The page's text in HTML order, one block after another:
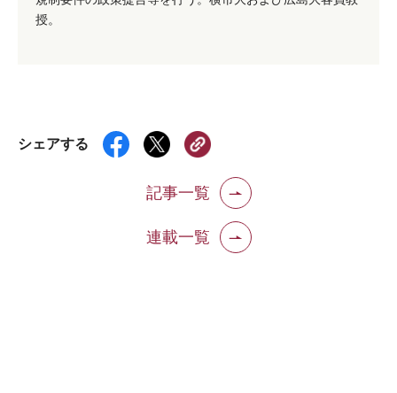
授。
シェアする
記事一覧
連載一覧